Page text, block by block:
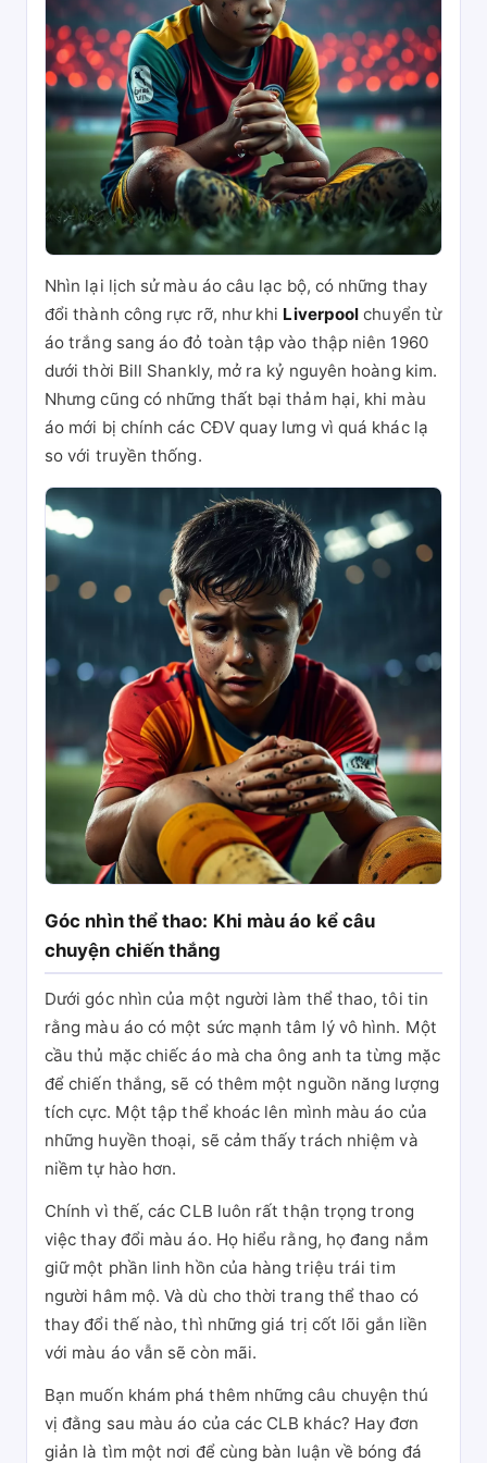
Nhìn lại lịch sử màu áo câu lạc bộ, có những thay
đổi thành công rực rỡ, như khi Liverpool chuyển từ
áo trắng sang áo đỏ toàn tập vào thập niên 1960
dưới thời Bill Shankly, mở ra kỷ nguyên hoàng kim.
Nhưng cũng có những thất bại thảm hại, khi màu
áo mới bị chính các CĐV quay lưng vì quá khác lạ
so với truyền thống.
Góc nhìn thể thao: Khi màu áo kể câu
chuyện chiến thắng
Dưới góc nhìn của một người làm thể thao, tôi tin
rằng màu áo có một sức mạnh tâm lý vô hình. Một
cầu thủ mặc chiếc áo mà cha ông anh ta từng mặc
để chiến thắng, sẽ có thêm một nguồn năng lượng
tích cực. Một tập thể khoác lên mình màu áo của
những huyền thoại, sẽ cảm thấy trách nhiệm và
niềm tự hào hơn.
Chính vì thế, các CLB luôn rất thận trọng trong
việc thay đổi màu áo. Họ hiểu rằng, họ đang nắm
giữ một phần linh hồn của hàng triệu trái tim
người hâm mộ. Và dù cho thời trang thể thao có
thay đổi thế nào, thì những giá trị cốt lõi gắn liền
với màu áo vẫn sẽ còn mãi.
Bạn muốn khám phá thêm những câu chuyện thú
vị đằng sau màu áo của các CLB khác? Hay đơn
giản là tìm một nơi để cùng bàn luận về bóng đá